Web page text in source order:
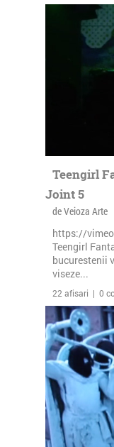
Teengirl
Joint 5
de Veioza Arte
https://
Teengirl
bucurestenii
viseze...
22 afisari | 0